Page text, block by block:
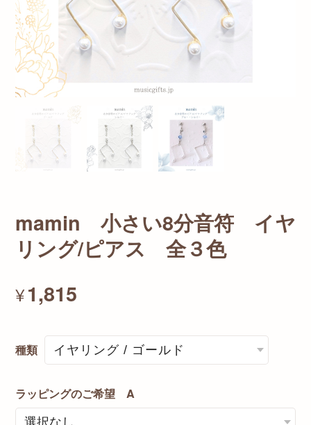
mamin 小さい8分音符 イヤ
リング/ピアス 全３色
¥1,815
種類
ラッピングのご希望 A